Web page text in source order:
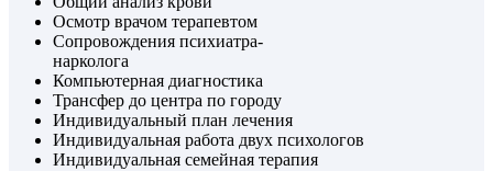
Осмотр врачом терапевтом
Сопровождения психиатра-
нарколога
Компьютерная диагностика
Трансфер до центра по городу
Индивидуальный план лечения
Индивидуальная работа двух психологов
Индивидуальная семейная терапия